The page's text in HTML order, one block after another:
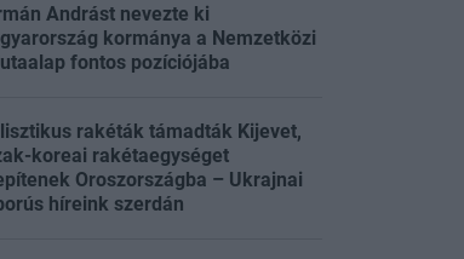
Andrást nevezte ki
kormánya a Nemzetközi
fontos pozíciójába
rakéták támadták Kijevet,
koreai rakétaegységet
Oroszországba – Ukrajnai
híreink szerdán